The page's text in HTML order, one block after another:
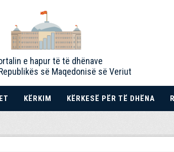
e hapur të të dhënave
së Maqedonisë së Veriut
KËRKIM KËRKESË PËR TË DHËNA